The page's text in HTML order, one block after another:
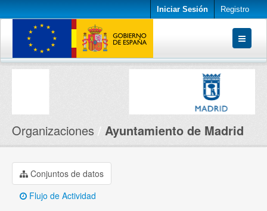
Iniciar Sesión Registro
Conjuntos de datos
Organizaciones Ayuntamiento de Madrid
Conjuntos de datos
Flujo de Actividad